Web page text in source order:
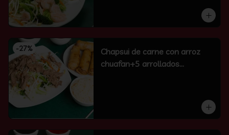
-27%
Chapsui de carne con arroz
chuafan+5 arrollados